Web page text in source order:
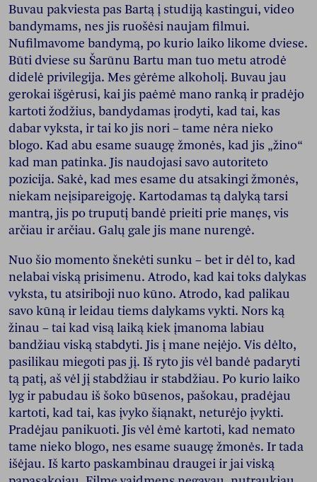
Buvau pakviesta pas Bartą į studiją kastingui, video
bandymams, nes jis ruošėsi naujam filmui.
Nufilmavome bandymą, po kurio laiko likome dviese.
Būti dviese su Šarūnu Bartu man tuo metu atrodė
didelė privilegija. Mes gėrėme alkoholį. Buvau jau
gerokai išgėrusi, kai jis paėmė mano ranką ir pradėjo
kartoti žodžius, bandydamas įrodyti, kad tai, kas
dabar vyksta, ir tai ko jis nori – tame nėra nieko
blogo. Kad abu esame suaugę žmonės, kad jis „žino“
kad man patinka. Jis naudojasi savo autoriteto
pozicija. Sakė, kad mes esame du atsakingi žmonės,
niekam neįsipareigoję. Kartodamas tą dalyką tarsi
mantrą, jis po truputį bandė prieiti prie manęs, vis
arčiau ir arčiau. Galų gale jis mane nurengė.
Nuo šio momento šnekėti sunku – bet ir dėl to, kad
nelabai viską prisimenu. Atrodo, kad kai toks dalykas
vyksta, tu atsiriboji nuo kūno. Atrodo, kad palikau
savo kūną ir leidau tiems dalykams vykti. Nors ką
žinau – tai kad visą laiką kiek įmanoma labiau
bandžiau viską stabdyti. Jis į mane neįėjo. Vis dėlto,
pasilikau miegoti pas jį. Iš ryto jis vėl bandė padaryti
tą patį, aš vėl jį stabdžiau ir stabdžiau. Po kurio laiko
lyg ir pabudau iš šoko būsenos, pašokau, pradėjau
kartoti, kad tai, kas įvyko šiąnakt, neturėjo įvykti.
Pradėjau panikuoti. Jis vėl ėmė kartoti, kad nemato
tame nieko blogo, nes esame suaugę žmonės. Ir tada
išėjau. Iš karto paskambinau draugei ir jai viską